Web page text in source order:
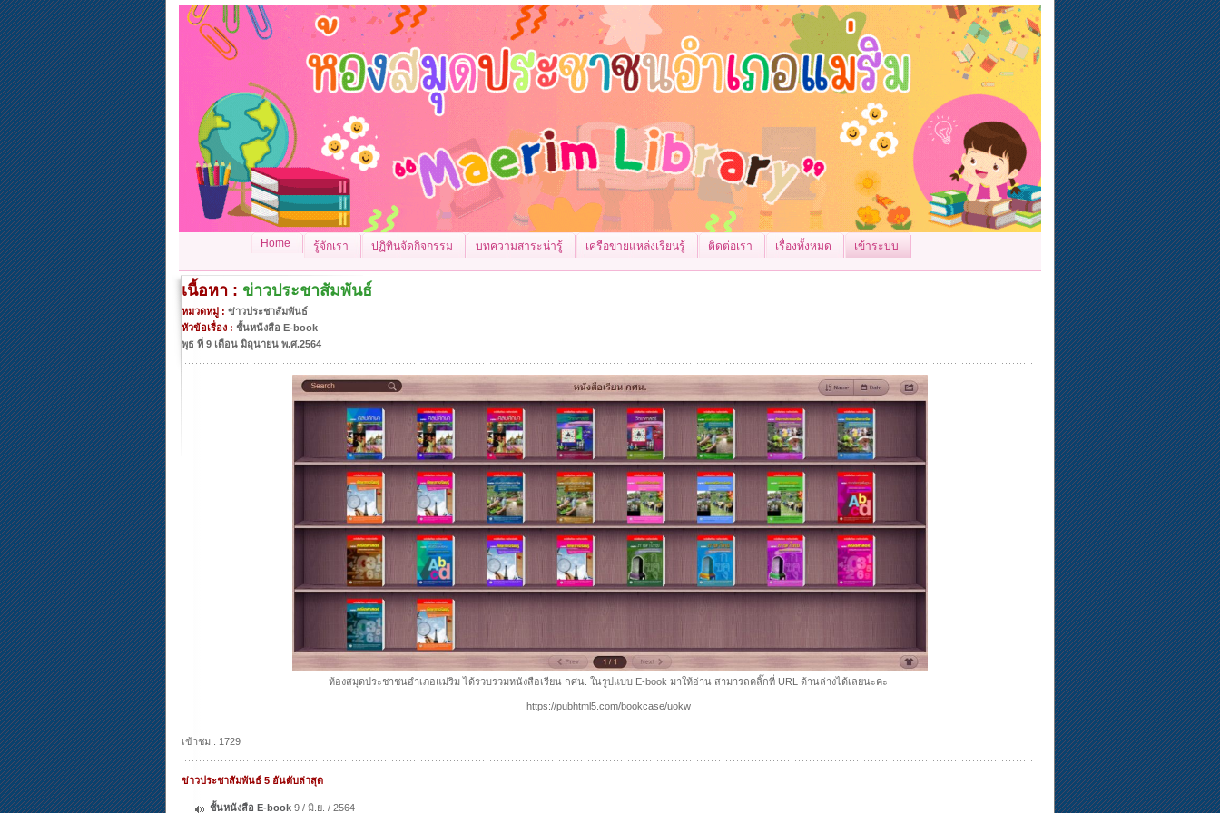
Home รู้จักเรา ปฏิทินจัดกิจกรรม บทความสาระน่ารู้ เครือข่ายแหล่งเรียนรู้ ติดต่อเรา เรื่องทั้งหมด เข้าระบบ
เนื้อหา : ข่าวประชาสัมพันธ์
หมวดหมู่ : ข่าวประชาสัมพันธ์
หัวข้อเรื่อง : ชั้นหนังสือ E-book
พุธ ที่ 9 เดือน มิถุนายน พ.ศ.2564
ห้องสมุดประชาชนอำเภอแม่ริม ได้รวบรวมหนังสือเรียน กศน. ในรูปแบบ E-book มาให้อ่าน สามารถคลิ๊กที่ URL ด้านล่างได้เลยนะคะ
https://pubhtml5.com/bookcase/uokw
เข้าชม : 1729
ข่าวประชาสัมพันธ์ 5 อันดับล่าสุด
ชั้นหนังสือ E-book 9 / มิ.ย. / 2564